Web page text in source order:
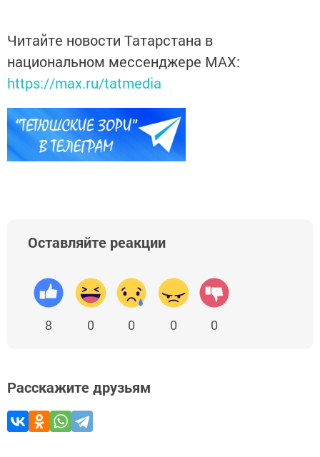
Читайте новости Татарстана в
национальном мессенджере MАХ:
https://max.ru/tatmedia
Оставляйте реакции
8 0 0 0 0
Расскажите друзьям